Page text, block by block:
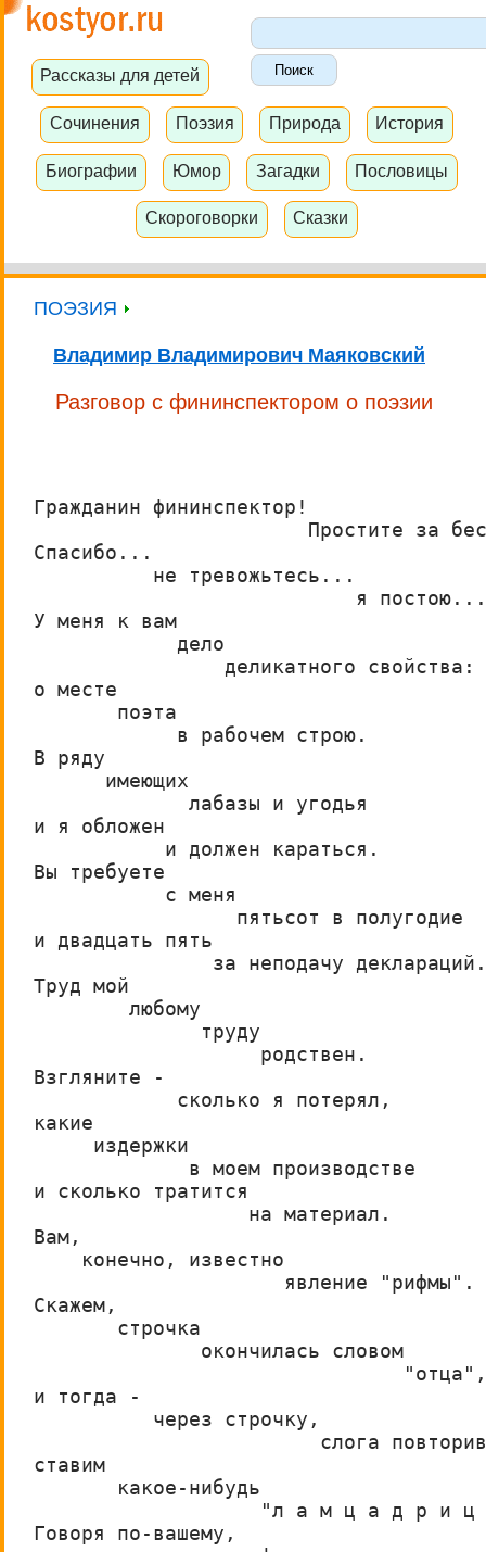
Рассказы для детей
Сочинения Поэзия Природа История
Биографии Юмор Загадки Пословицы
Скороговорки Сказки
ПОЭЗИЯ
Владимир Владимирович Маяковский
Разговор с фининспектором о поэзии
Гражданин фининспектор!
Простите за
Спасибо...
          не тревожьтесь...
                           я постою...
У меня к вам
            дело
                деликатного свойства:
о месте
       поэта
            в рабочем строю.
В ряду
      имеющих
             лабазы и угодья
и я обложен
           и должен караться.
Вы требуете
           с меня
                 пятьсот в полугодие
и двадцать пять
               за неподачу деклараций.
Труд мой
        любому
              труду
                   родствен.
Взгляните -
            сколько я потерял,
какие
     издержки
             в моем производстве
и сколько тратится
                  на материал.
Вам,
    конечно, известно
                     явление "рифмы".
Скажем,
       строчка
              окончилась словом
                               "отца",
и тогда -
          через строчку,
слога
ставим
       какое-нибудь
"л а м ц а д р и ц
Говоря по-вашему,